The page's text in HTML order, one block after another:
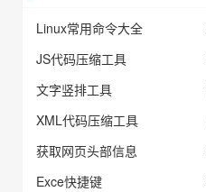
Linux常用命令大全
JS代码压缩工具
文字竖排工具
XML代码压缩工具
获取网页头部信息
Exce快捷键